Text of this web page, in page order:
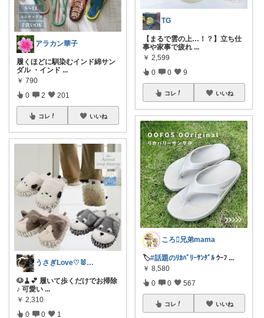
アラカン華子
履くほどに馴染むインド綿サン
ダル ・インド ...
￥ 790
0 2 201
コレ いいね
うさぎLove♡🐰みーちゃん🐰
🐶🧹💕 履いて歩くだけでお掃除
♪ 可愛い ...
￥ 2,310
0 0 1
TG
【まるで雲の上…！？】立ち仕
事や家事で疲れ ...
￥ 2,599
0 0 9
コレ いいね
ころ🫟兄弟mama
🏷️#話題のﾘｶﾊﾞﾘｰｻﾝﾀﾞﾙｳｰﾌ ...
￥ 8,580
0 0 567
コレ いいね